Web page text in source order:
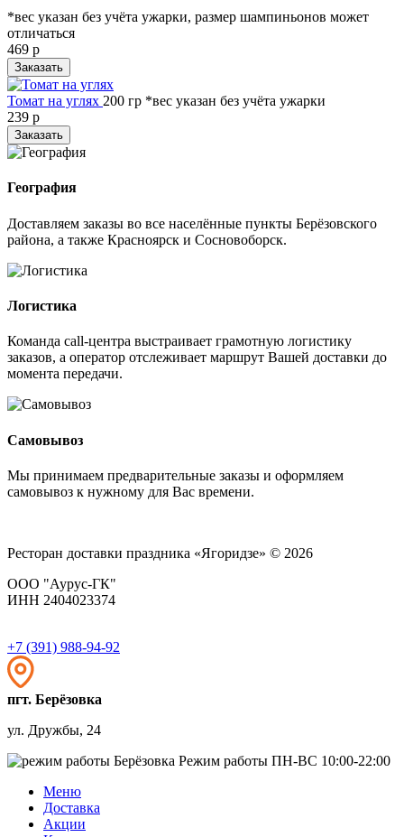
*вес указан без учёта ужарки, размер шампиньонов может
отличаться
469 р
Заказать
Томат на углях 200 гр *вес указан без учёта ужарки
239 р
Заказать
География
Доставляем заказы во все населённые пункты Берёзовского
района, а также Красноярск и Сосновоборск.
Логистика
Команда call-центра выстраивает грамотную логистику
заказов, а оператор отслеживает маршрут Вашей доставки до
момента передачи.
Самовывоз
Мы принимаем предварительные заказы и оформляем
самовывоз к нужному для Вас времени.
Ресторан доставки праздника «Ягоридзе» © 2026
ООО "Аурус-ГК"
ИНН 2404023374
+7 (391) 988-94-92
пгт. Берёзовка
ул. Дружбы, 24
Режим работы ПН-ВС 10:00-22:00
Меню
Доставка
Акции